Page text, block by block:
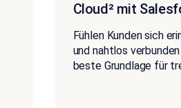
Cloud² mit
Fühlen Kunden sich
und nahtlos
beste Grundlage für